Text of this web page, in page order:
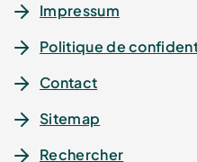
Impressum
Politique de
Contact
Sitemap
Rechercher